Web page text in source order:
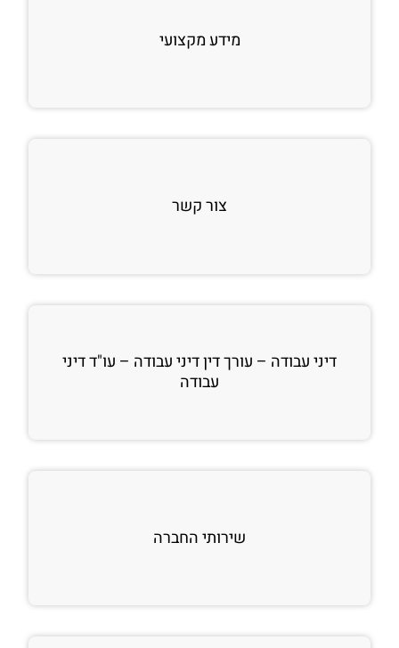
מידע מקצועי
צור קשר
דיני עבודה – עורך דין דיני עבודה – עו"ד דיני
עבודה
שירותי החברה